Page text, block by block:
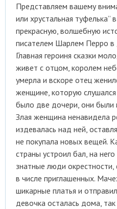
Представляем вашему
или хрустальная туфелька”
прекрасную, волшебную
писателем Шарлем Перро в
Главная героиня сказки
живет с отцом, королем
умерла и вскоре отец
женщине, которую
было две дочери, они
Злая женщина ненавидела
издевалась над ней,
не покупала новых вещей.
страны устроил бал, на
знатные люди
в числе приглашенных.
шикарные платья и
девочка осталась дома,